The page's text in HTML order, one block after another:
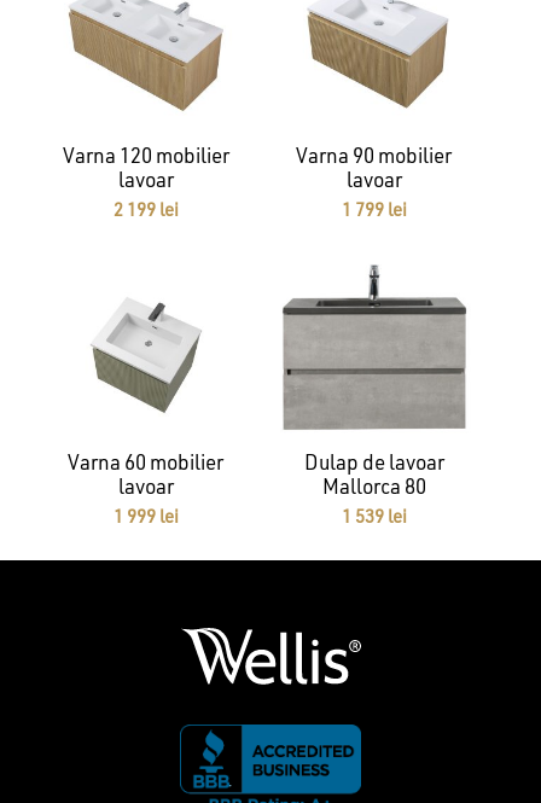
Varna 120 mobilier
lavoar
2 199 lei
Varna 90 mobilier
lavoar
1 799 lei
Varna 60 mobilier
lavoar
1 999 lei
Dulap de lavoar
Mallorca 80
1 539 lei